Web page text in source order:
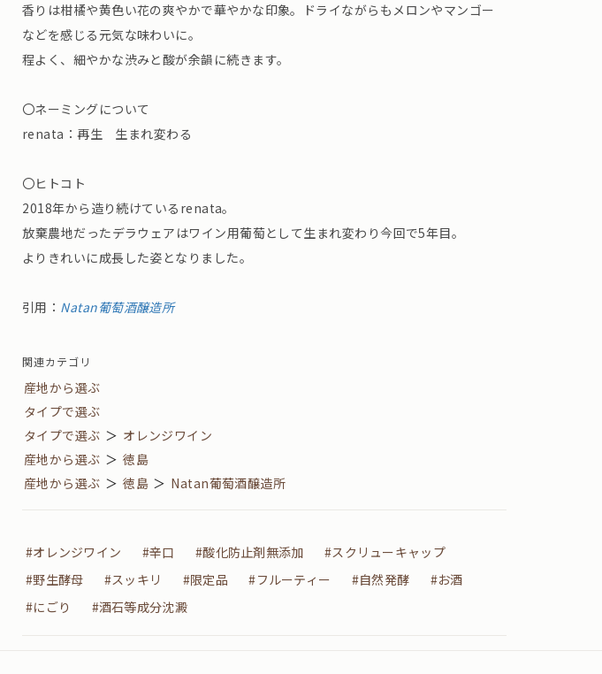
香りは柑橘や黄色い花の爽やかで華やかな印象。ドライながらもメロンやマンゴー
などを感じる元気な味わいに。
程よく、細やかな渋みと酸が余韻に続きます。
〇ネーミングについて
renata：再生 生まれ変わる
〇ヒトコト
⁡2018年から造り続けているrenata。⁡
⁡放棄農地だったデラウェアはワイン用葡萄として生まれ変わり今回で5年目。⁡
よりきれいに成長した姿となりました。
引用： Natan葡萄酒醸造所
関連カテゴリ
産地から選ぶ
タイプで選ぶ
タイプで選ぶ ＞ オレンジワイン
産地から選ぶ ＞ 徳島
産地から選ぶ ＞ 徳島 ＞ Natan葡萄酒醸造所
#オレンジワイン #辛口 #酸化防止剤無添加
#スクリューキャップ
#野生酵母
#スッキリ #限定品 #フルーティー #自然発酵
#お酒
#にごり
#酒石等成分沈澱